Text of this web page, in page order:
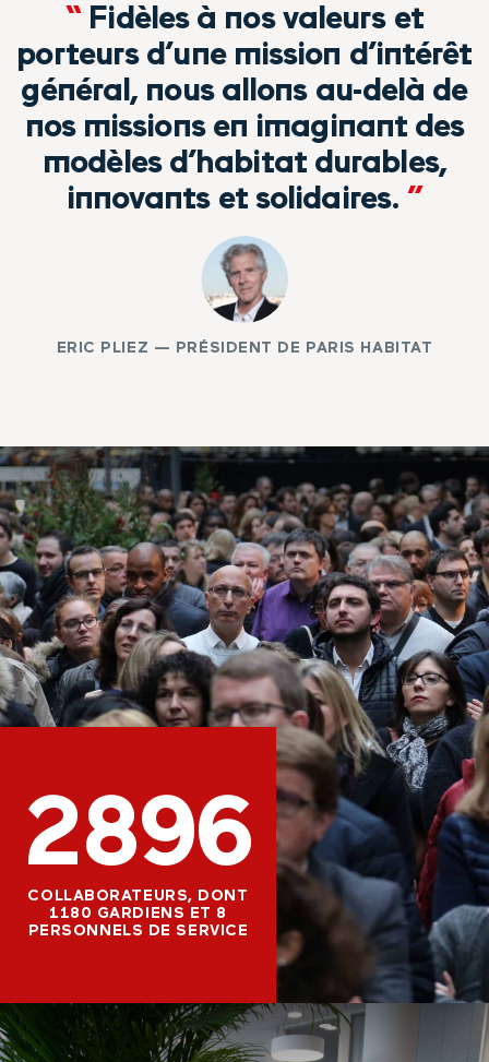
“Fidèles à nos valeurs et
porteurs d’une mission d’intérêt
général, nous allons au-delà de
nos missions en imaginant des
modèles d’habitat durables,
innovants et solidaires.”
ERIC PLIEZ — PRÉSIDENT DE PARIS HABITAT
2896
COLLABORATEURS, DONT
1180 GARDIENS ET 8
PERSONNELS DE SERVICE